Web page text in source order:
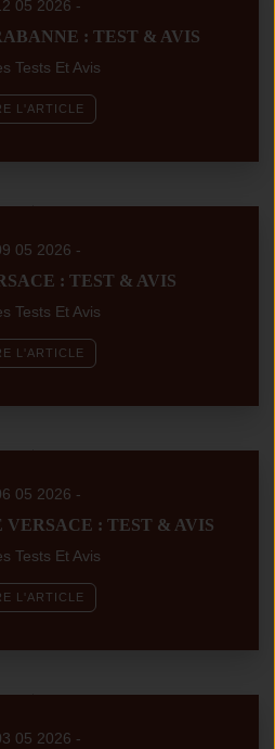
05 2026 -
: TEST & AVIS
Tests Et Avis
L'ARTICLE
05 2026 -
: TEST & AVIS
Tests Et Avis
L'ARTICLE
05 2026 -
: TEST & AVIS
Tests Et Avis
L'ARTICLE
05 2026 -